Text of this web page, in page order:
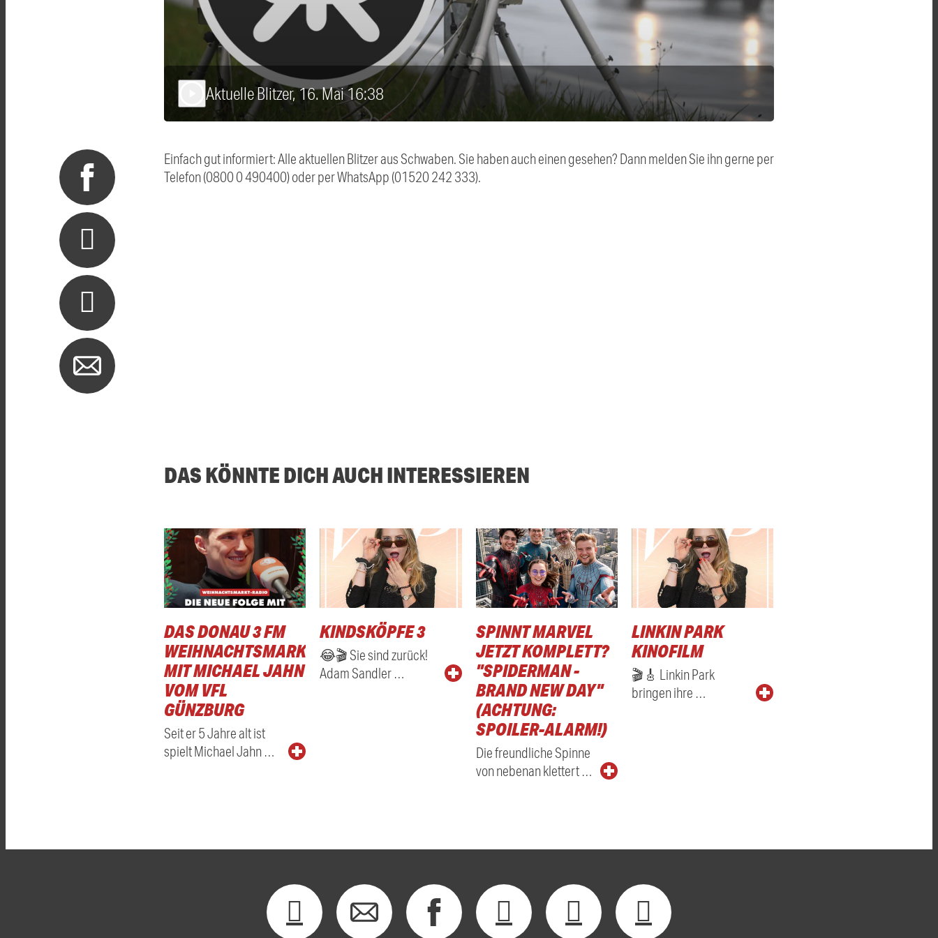
Aktuelle Blitzer, 16. Mai 16:38
Einfach gut informiert: Alle aktuellen Blitzer aus Schwaben. Sie haben auch einen gesehen? Dann melden Sie ihn gerne per
Telefon (0800 0 490400) oder per WhatsApp (01520 242 333).
DAS KÖNNTE DICH AUCH INTERESSIEREN
DAS DONAU 3 FM
WEIHNACHTSMARKTRADIO
MIT MICHAEL JAHN
VOM VFL
GÜNZBURG
Seit er 5 Jahre alt ist
spielt Michael Jahn …
KINDSKÖPFE 3
😂🎬 Sie sind zurück!
Adam Sandler …
SPINNT MARVEL
JETZT KOMPLETT?
"SPIDERMAN -
BRAND NEW DAY"
(ACHTUNG:
SPOILER-ALARM!)
Die freundliche Spinne
von nebenan klettert …
LINKIN PARK
KINOFILM
🎬🎸 Linkin Park
bringen ihre …